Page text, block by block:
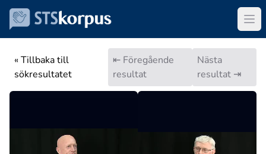
« Tillbaka till
sökresultatet
⇤ Föregående
resultat
Nästa
resultat ⇥